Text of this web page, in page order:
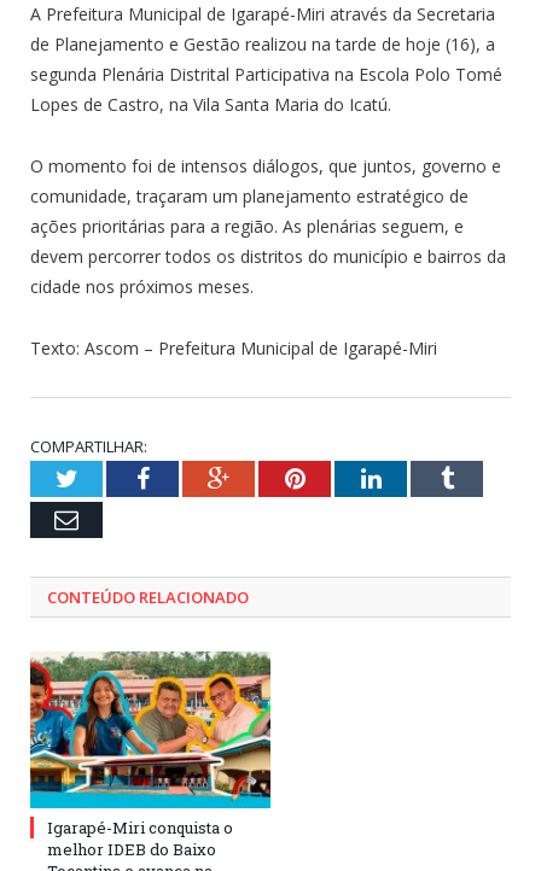
A Prefeitura Municipal de Igarapé-Miri através da Secretaria
de Planejamento e Gestão realizou na tarde de hoje (16), a
segunda Plenária Distrital Participativa na Escola Polo Tomé
Lopes de Castro, na Vila Santa Maria do Icatú.
O momento foi de intensos diálogos, que juntos, governo e
comunidade, traçaram um planejamento estratégico de
ações prioritárias para a região. As plenárias seguem, e
devem percorrer todos os distritos do município e bairros da
cidade nos próximos meses.
Texto: Ascom – Prefeitura Municipal de Igarapé-Miri
COMPARTILHAR:
TwitterFacebookGoogle+PinterestLinkedInTumblr
Email
CONTEÚDO RELACIONADO
Igarapé-Miri conquista o
melhor IDEB do Baixo